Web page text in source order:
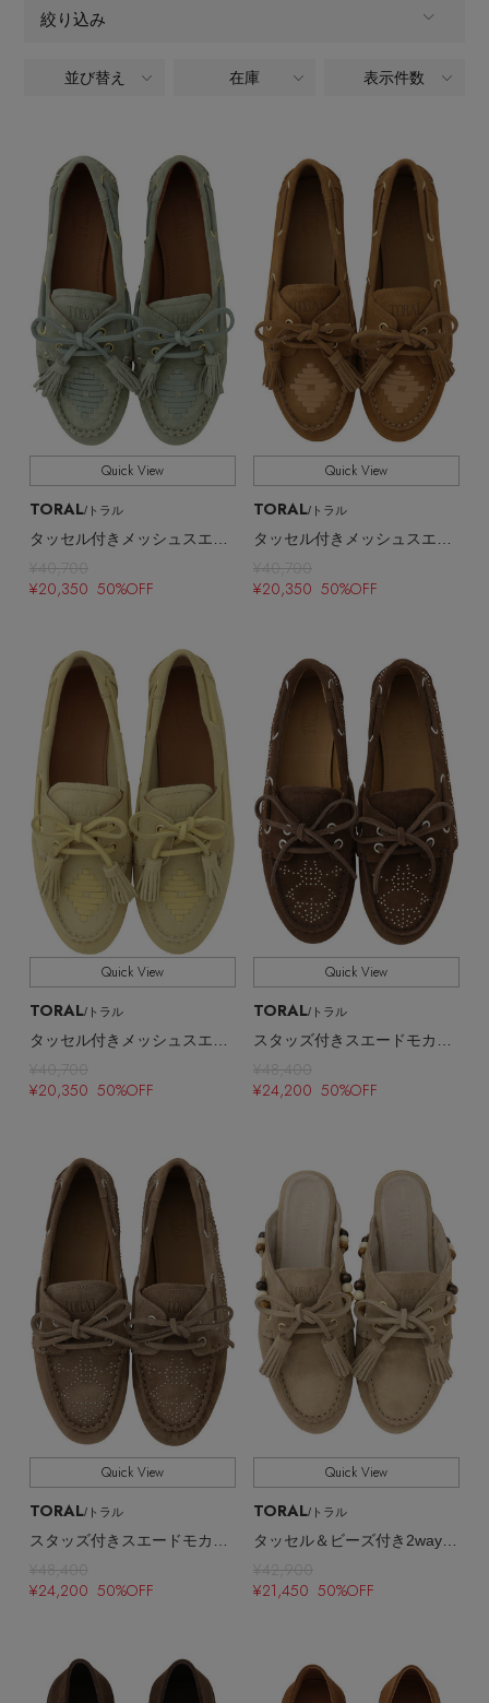
【リネン】涼しい夏素材
【CFCL】注目のPOP-UP
【レース】上品な透け感
【限定】ここでしか買えないアイテム
【ペプラム】トレンドシルエット
【ジュエリー】シルバーでクールに
SALE
ウェア
すべてのウェア
ブラウス・シャツ
カットソー・Tシャツ
ワンピース・チュニック
パンツ
スカート
ニット
ルームウェア・パジャマ
シューズ
すべてのシューズ
サンダル
パンプス
スニーカー
フラットシューズ
ブーツ
バッグ・財布
すべてのバッグ・財布
カゴバッグ
ショルダーバッグ
トートバッグ
財布・小物
ボディバッグ・ウェストポーチ
クラッチバッグ
ボストンバッグ
スーツケース
ファッション小物
すべてのファッション小物
ストール・マフラー・ケープ
帽子・イヤーマフ
スマートフォンケース・タブレットケース
アイウェア
ベルト
グローブ
レッグウェア
ポーチ
アクセサリー
すべてのアクセサリー
ピアス・イヤリング
ネックレス
バングル・ブレスレット
リング
コサージュ・ブローチ
アンクレット
チャーム
ランジェリー
すべてのランジェリー
ランジェリー
インナー
すべてのスポーツ
ウェア
シューズ
バッグ・小物
水着・スイムウェア
CONTENTS
特集一覧
NEW IN BRAND
BRAND NEWS
メルマガ PICKUP
PERSONAL COLOR
エディター厳選ギフト
お知らせ
よくあるご質問
絞り込み
商品タイプ ALL
COLOR 全てのカラー
SHOES SIZE 全てのシューズサイズ
販売状況 すべて
価格 全ての価格
並び替え 在庫 表示件数
Quick View
TORAL/トラル
タッセル付きメッシュスエードモカシン
¥40,700
¥20,350 50%OFF
Quick View
TORAL/トラル
タッセル付きメッシュスエードモカシン
¥40,700
¥20,350 50%OFF
Quick View
TORAL/トラル
¥40,700
¥20,350 50%OFF
Quick View
TORAL/トラル
¥48,400
¥24,200 50%OFF
Quick View
TORAL/トラル
¥48,400
¥24,200 50%OFF
Quick View
TORAL/トラル
タッセル＆ビーズ付き2wayスエードモカシン
¥42,900
¥21,450 50%OFF